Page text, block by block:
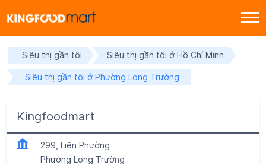
Siêu thị gần tôi Siêu thị gần tôi ở Hồ Chí Minh
Siêu thị gần tôi ở Phường Long Trường
Kingfoodmart
299, Liên Phường
Phường Long Trường